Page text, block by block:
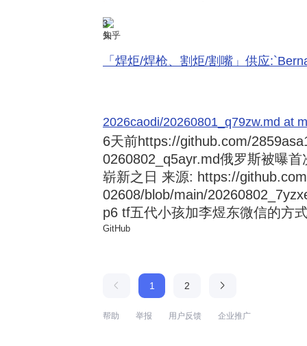
3
知乎
「焊炬/焊枪、割炬/割嘴」供应
2026caodi/20260801_q79zw.md at
6天前https://github.com/
0260802_q5ayr.md俄罗斯被曝
崭新之日 来源: https://
02608/blob/main/
p6 tf五代小孩加李煜东微信的方
GitHub
1 2
帮助 举报 用户反馈 企业推广